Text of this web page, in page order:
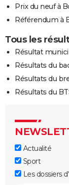
Prix du neuf à
Référendum à
Tous les
Résultat
Résultats du
Résultats du
Résultats du
Actualité
Sport
Les dossiers